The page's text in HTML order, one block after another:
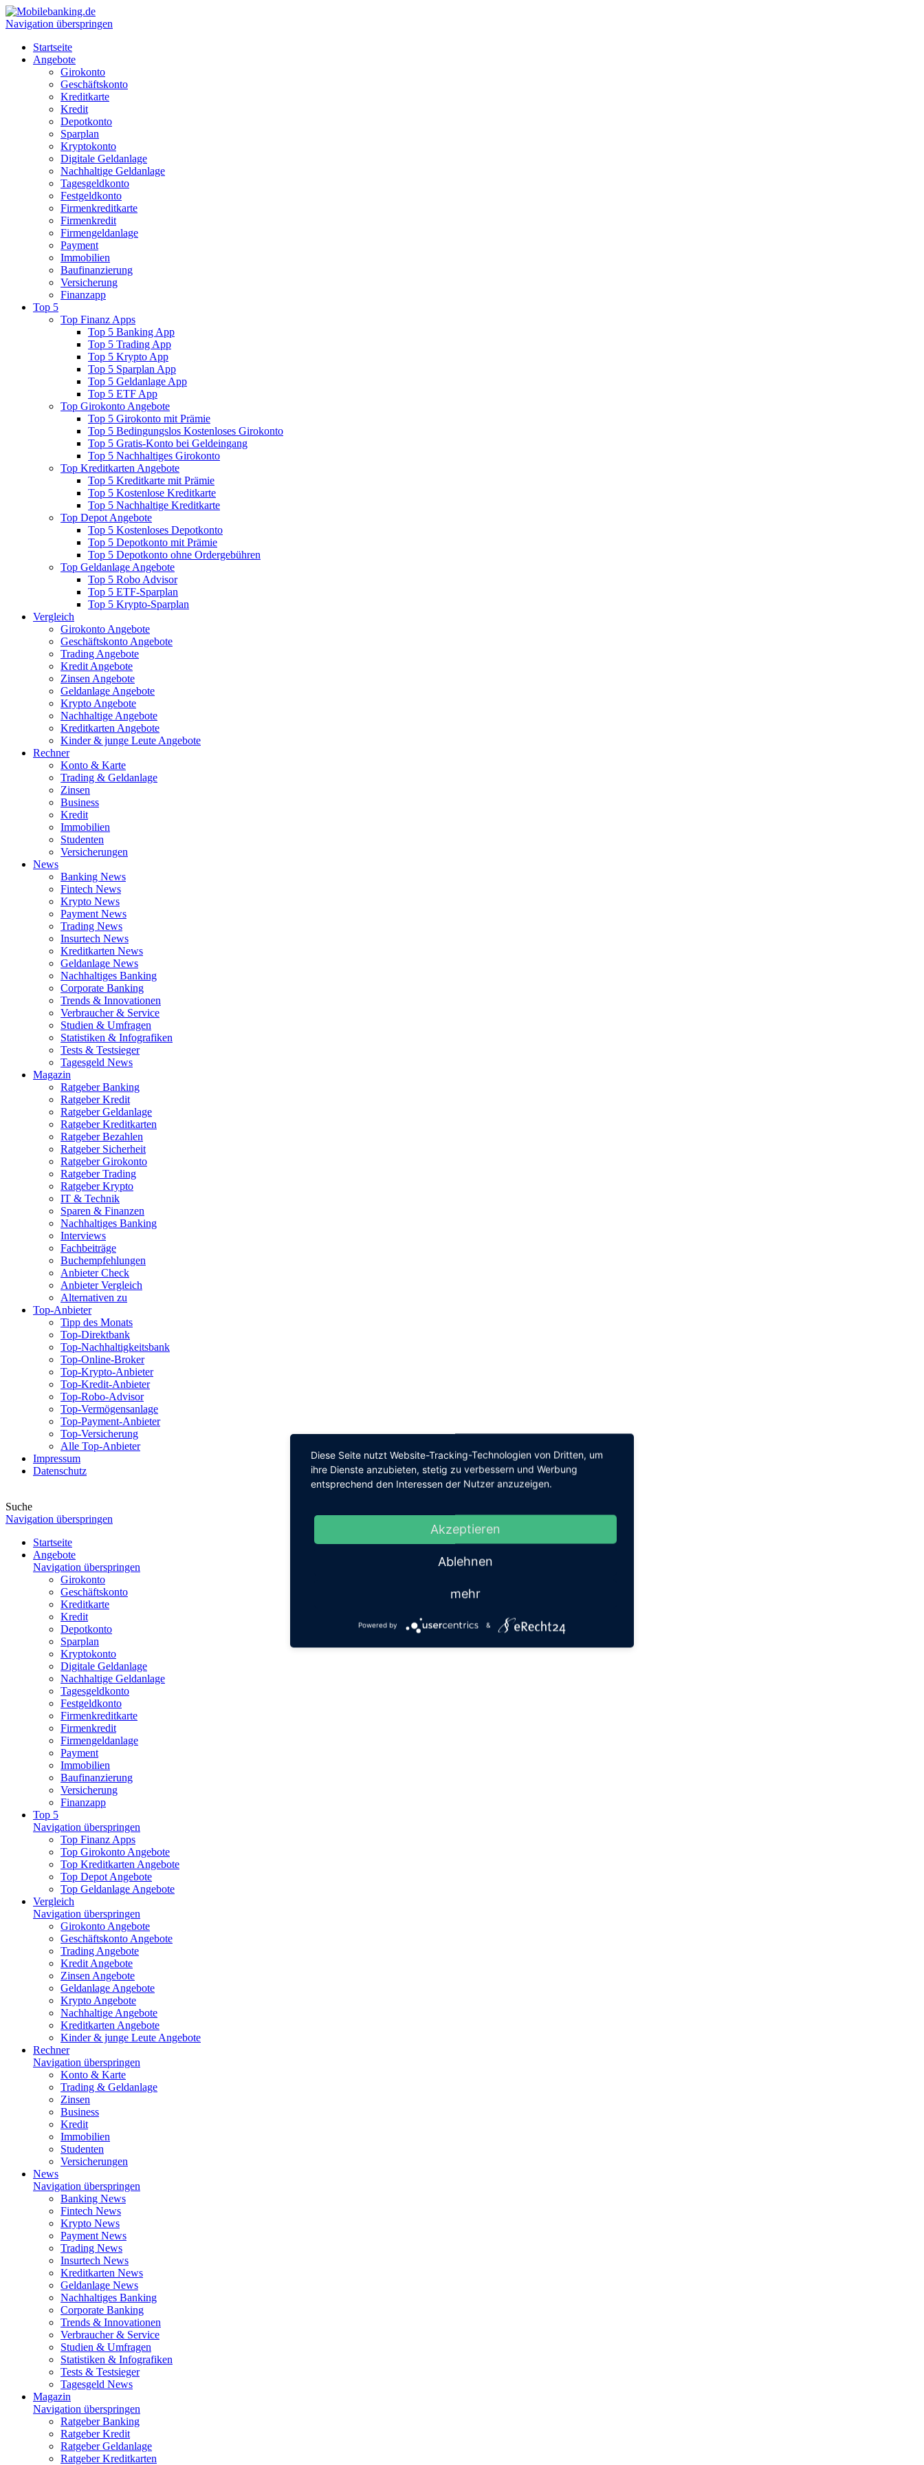
Navigation überspringen
Startseite
Angebote
Girokonto
Geschäftskonto
Kreditkarte
Kredit
Depotkonto
Sparplan
Kryptokonto
Digitale Geldanlage
Nachhaltige Geldanlage
Tagesgeldkonto
Festgeldkonto
Firmenkreditkarte
Firmenkredit
Firmengeldanlage
Payment
Immobilien
Baufinanzierung
Versicherung
Finanzapp
Top 5
Top Finanz Apps
Top 5 Banking App
Top 5 Trading App
Top 5 Krypto App
Top 5 Sparplan App
Top 5 Geldanlage App
Top 5 ETF App
Top Girokonto Angebote
Top 5 Girokonto mit Prämie
Top 5 Bedingungslos Kostenloses Girokonto
Top 5 Gratis-Konto bei Geldeingang
Top 5 Nachhaltiges Girokonto
Top Kreditkarten Angebote
Top 5 Kreditkarte mit Prämie
Top 5 Kostenlose Kreditkarte
Top 5 Nachhaltige Kreditkarte
Top Depot Angebote
Top 5 Kostenloses Depotkonto
Top 5 Depotkonto mit Prämie
Top 5 Depotkonto ohne Ordergebühren
Top Geldanlage Angebote
Top 5 Robo Advisor
Top 5 ETF-Sparplan
Top 5 Krypto-Sparplan
Vergleich
Girokonto Angebote
Geschäftskonto Angebote
Trading Angebote
Kredit Angebote
Zinsen Angebote
Geldanlage Angebote
Krypto Angebote
Nachhaltige Angebote
Kreditkarten Angebote
Kinder & junge Leute Angebote
Rechner
Konto & Karte
Trading & Geldanlage
Zinsen
Business
Kredit
Immobilien
Studenten
Versicherungen
News
Banking News
Fintech News
Krypto News
Payment News
Trading News
Insurtech News
Kreditkarten News
Geldanlage News
Nachhaltiges Banking
Corporate Banking
Trends & Innovationen
Verbraucher & Service
Studien & Umfragen
Statistiken & Infografiken
Tests & Testsieger
Tagesgeld News
Magazin
Ratgeber Banking
Ratgeber Kredit
Ratgeber Geldanlage
Ratgeber Kreditkarten
Ratgeber Bezahlen
Ratgeber Sicherheit
Ratgeber Girokonto
Ratgeber Trading
Ratgeber Krypto
IT & Technik
Sparen & Finanzen
Nachhaltiges Banking
Interviews
Fachbeiträge
Buchempfehlungen
Anbieter Check
Anbieter Vergleich
Alternativen zu
Top-Anbieter
Tipp des Monats
Top-Direktbank
Top-Nachhaltigkeitsbank
Top-Online-Broker
Top-Krypto-Anbieter
Top-Kredit-Anbieter
Top-Robo-Advisor
Top-Vermögensanlage
Top-Payment-Anbieter
Top-Versicherung
Alle Top-Anbieter
Impressum
Datenschutz
Suche
Navigation überspringen
Startseite
Angebote
Navigation überspringen
Girokonto
Geschäftskonto
Kreditkarte
Kredit
Depotkonto
Sparplan
Kryptokonto
Digitale Geldanlage
Nachhaltige Geldanlage
Tagesgeldkonto
Festgeldkonto
Firmenkreditkarte
Firmenkredit
Firmengeldanlage
Payment
Immobilien
Baufinanzierung
Versicherung
Finanzapp
Top 5
Navigation überspringen
Top Finanz Apps
Top Girokonto Angebote
Top Kreditkarten Angebote
Top Depot Angebote
Top Geldanlage Angebote
Vergleich
Navigation überspringen
Girokonto Angebote
Geschäftskonto Angebote
Trading Angebote
Kredit Angebote
Zinsen Angebote
Geldanlage Angebote
Krypto Angebote
Nachhaltige Angebote
Kreditkarten Angebote
Kinder & junge Leute Angebote
Rechner
Navigation überspringen
Konto & Karte
Trading & Geldanlage
Zinsen
Business
Kredit
Immobilien
Studenten
Versicherungen
News
Navigation überspringen
Banking News
Fintech News
Krypto News
Payment News
Trading News
Insurtech News
Kreditkarten News
Geldanlage News
Nachhaltiges Banking
Corporate Banking
Trends & Innovationen
Verbraucher & Service
Studien & Umfragen
Statistiken & Infografiken
Tests & Testsieger
Tagesgeld News
Magazin
Navigation überspringen
Ratgeber Banking
Ratgeber Kredit
Ratgeber Geldanlage
Ratgeber Kreditkarten
Diese Seite nutzt Website-Tracking-Technologien von Dritten, um
ihre Dienste anzubieten, stetig zu verbessern und Werbung
entsprechend den Interessen der Nutzer anzuzeigen.
Akzeptieren
Ablehnen
mehr
Powered by &